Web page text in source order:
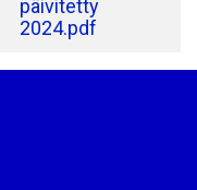
päivitetty
2024.pdf